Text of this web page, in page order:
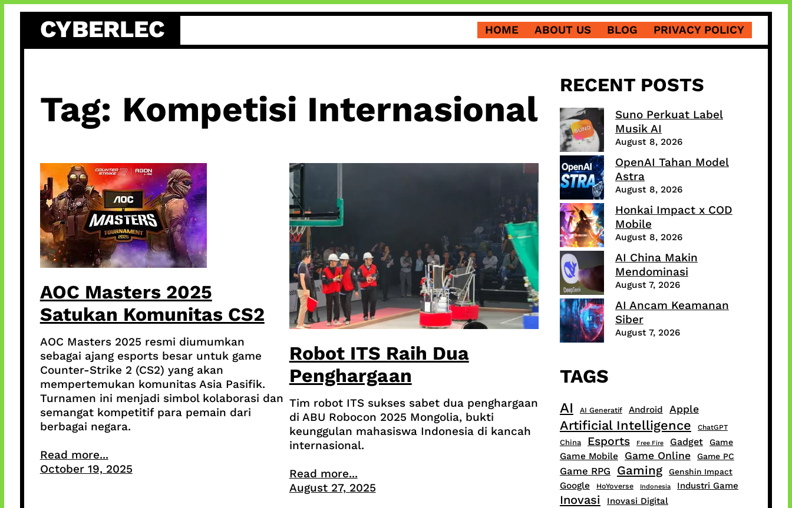
content
CYBERLEC HOME ABOUT US BLOG PRIVACY POLICY
Tag: Kompetisi Internasional
AOC Masters 2025
Satukan Komunitas CS2
AOC Masters 2025 resmi diumumkan
sebagai ajang esports besar untuk game
Counter-Strike 2 (CS2) yang akan
mempertemukan komunitas Asia Pasifik.
Turnamen ini menjadi simbol kolaborasi dan
semangat kompetitif para pemain dari
berbagai negara.
Read more...
October 19, 2025
Robot ITS Raih Dua
Penghargaan
Tim robot ITS sukses sabet dua penghargaan
di ABU Robocon 2025 Mongolia, bukti
keunggulan mahasiswa Indonesia di kancah
internasional.
Read more...
August 27, 2025
RECENT POSTS
Suno Perkuat Label
Musik AI
August 8, 2026
OpenAI Tahan Model
Astra
August 8, 2026
Honkai Impact x COD
Mobile
August 8, 2026
AI China Makin
Mendominasi
August 7, 2026
AI Ancam Keamanan
Siber
August 7, 2026
TAGS
AI AI Generatif Android Apple
Artificial Intelligence ChatGPT
China Esports Free Fire Gadget Game
Game Mobile Game Online Game PC
Game RPG Gaming Genshin Impact
Google HoYoverse Indonesia Industri Game
Inovasi Inovasi Digital